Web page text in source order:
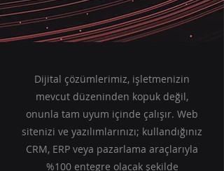
Dijital çözümlerimiz, işletmenizin
mevcut düzeninden kopuk değil,
onunla tam uyum içinde çalışır. Web
sitenizi ve yazılımlarınızı; kullandığınız
CRM, ERP veya pazarlama araçlarıyla
%100 entegre olacak şekilde